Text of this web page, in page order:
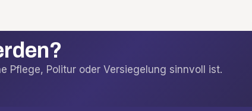
Pflege, Politur oder Versiegelung sinnvoll ist.